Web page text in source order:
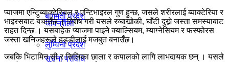
बागमती प्रदेश
लुम्विनी प्रदेश
जीवनशैली
सूचना प्रविधि
प्याजमा एन्टिब्याक्टेरियल र एन्टिभाइरल गुण हुन्छ, जसले शरीरलाई ब्याक्टेरिया र
भाइरसबाट बचाउँछ । विशेष गरी यसले रुघाखोकी, घाँटी दुख्ने जस्ता समस्याबाट
राहत दिन्छ । यसबाहेक प्याजमा पाइने क्याल्सियम, म्याग्नेसियम र फस्फोरस
जस्ता खनिजहरूले हड्डीलाई मजबुत बनाउँछ।
जबकि भिटामिन सी र सिलिका छाला र कपालको लागि लाभदायक छन् । यसले